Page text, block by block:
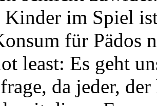
Kinder im Spiel
für Pädos
least: Es geht
da jeder,